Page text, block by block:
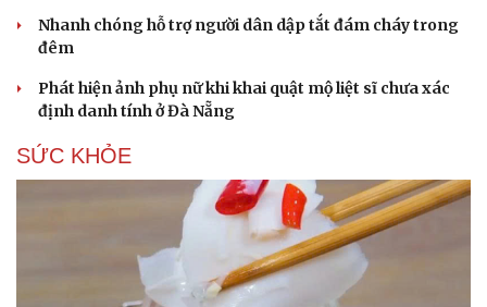
Nhanh chóng hỗ trợ người dân dập tắt đám cháy trong
đêm
Phát hiện ảnh phụ nữ khi khai quật mộ liệt sĩ chưa xác
định danh tính ở Đà Nẵng
SỨC KHỎE